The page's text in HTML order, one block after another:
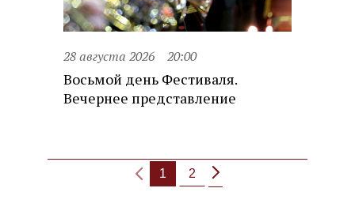
28 августа 2026 20:00
Восьмой день Фестиваля.
Вечернее представление
1 2